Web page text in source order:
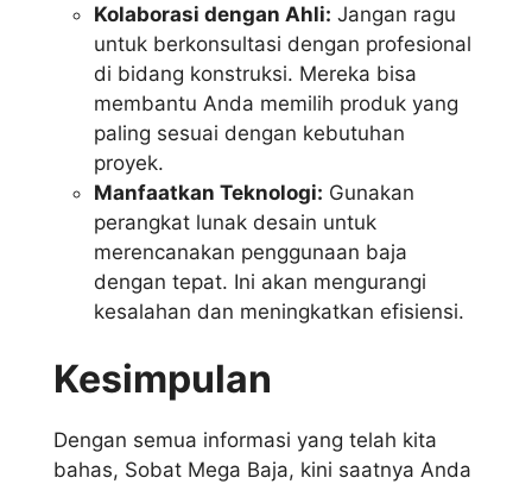
Kolaborasi dengan Ahli: Jangan ragu
untuk berkonsultasi dengan profesional
di bidang konstruksi. Mereka bisa
membantu Anda memilih produk yang
paling sesuai dengan kebutuhan
proyek.
Manfaatkan Teknologi: Gunakan
perangkat lunak desain untuk
merencanakan penggunaan baja
dengan tepat. Ini akan mengurangi
kesalahan dan meningkatkan efisiensi.
Kesimpulan
Dengan semua informasi yang telah kita
bahas, Sobat Mega Baja, kini saatnya Anda